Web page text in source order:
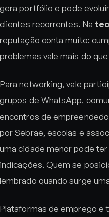
gera portfólio e pode
clientes recorrentes. Na
reputação conta muito:
problemas vale mais do
Para networking, vale
grupos de WhatsApp,
encontros de
por Sebrae, escolas e
uma cidade menor pode
indicações. Quem se
lembrado quando surge
Plataformas de emprego e